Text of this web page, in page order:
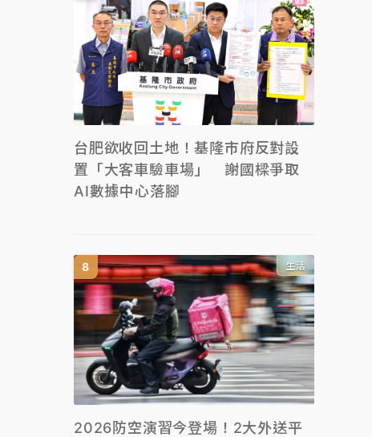
台肥欲收回土地！基隆市府反對設
置「大客車驗車場」 謝國樑爭取
AI數據中心落腳
生活
2026防空演習今登場！2大外送平